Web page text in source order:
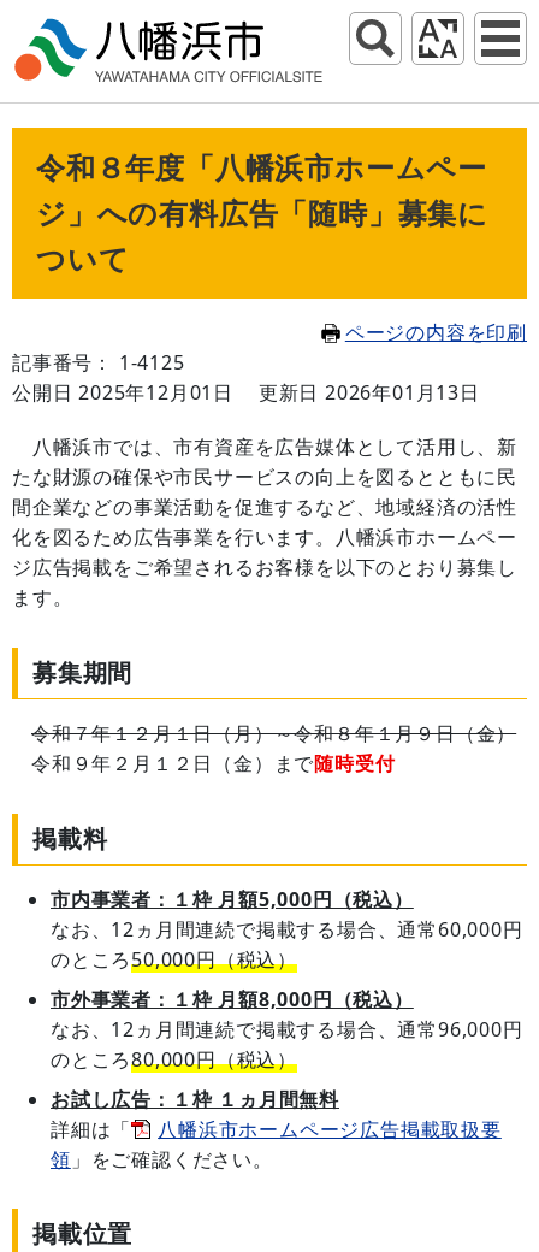
令和８年度「八幡浜市ホームペー
ジ」への有料広告「随時」募集に
ついて
ページの内容を印刷
記事番号： 1-4125
公開日 2025年12月01日
更新日 2026年01月13日
八幡浜市では、市有資産を広告媒体として活用し、新
たな財源の確保や市民サービスの向上を図るとともに民
間企業などの事業活動を促進するなど、地域経済の活性
化を図るため広告事業を行います。八幡浜市ホームペー
ジ広告掲載をご希望されるお客様を以下のとおり募集し
ます。
募集期間
令和７年１２月１日（月）～令和８年１月９日（金）
令和９年２月１２日（金）まで随時受付
掲載料
市内事業者：１枠 月額5,000円（税込）
なお、12ヵ月間連続で掲載する場合、通常60,000円
のところ50,000円（税込）
市外事業者：１枠 月額8,000円（税込）
なお、12ヵ月間連続で掲載する場合、通常96,000円
のところ80,000円（税込）
お試し広告：１枠 １ヵ月間無料
詳細は「
八幡浜市ホームページ広告掲載取扱要
領 」をご確認ください。
掲載位置